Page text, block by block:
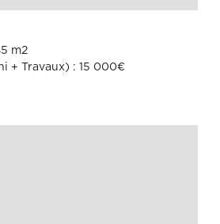
m2
+ Travaux) : 15 000€